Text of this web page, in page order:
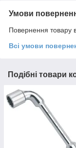
Умови
Повернення товару
Всі умови
Подібні товари